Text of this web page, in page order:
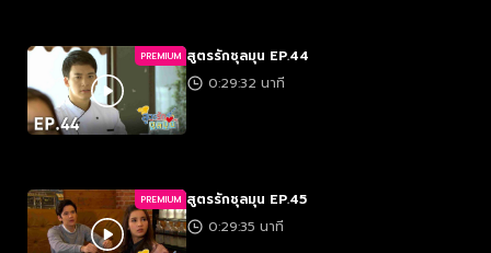
PREMIUM สูตรรักชุลมุน EP.44
0:29:32 นาที
PREMIUM สูตรรักชุลมุน EP.45
0:29:35 นาที